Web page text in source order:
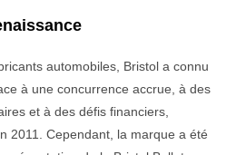
automobiles, Bristol a connu
à une concurrence accrue, à des
et à des défis financiers,
2011. Cependant, la marque a été